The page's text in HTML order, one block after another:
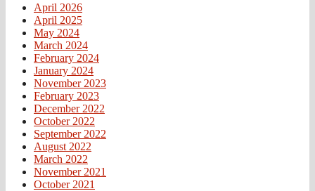
April 2026
April 2025
May 2024
March 2024
February 2024
January 2024
November 2023
February 2023
December 2022
October 2022
September 2022
August 2022
March 2022
November 2021
October 2021